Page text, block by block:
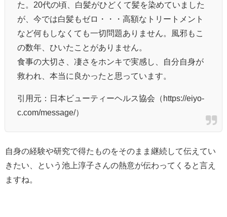
た。20代の頃、白髪がひどくて髪を染めていました
が、今では白髪もゼロ・・・高額なトリートメント
など何もしなくても一切問題ありません。風邪もこ
の数年、ひいたことがありません。
食事の大切さ、凄さをホンキで実感し、自分自身が
救われ、本当に良かったと思っています。
引用元：日本ビューティーヘルス協会（https://eiyo-
c.com/message/）
自身の経験や研究で得たものをそのまま継続して伝えてい
きたい、という池上淳子さんの熱意が伝わってくると言え
ますね。